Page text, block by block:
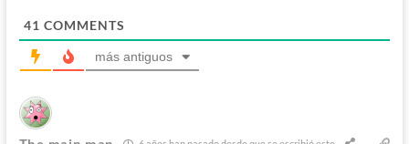
41 COMMENTS
más antiguos